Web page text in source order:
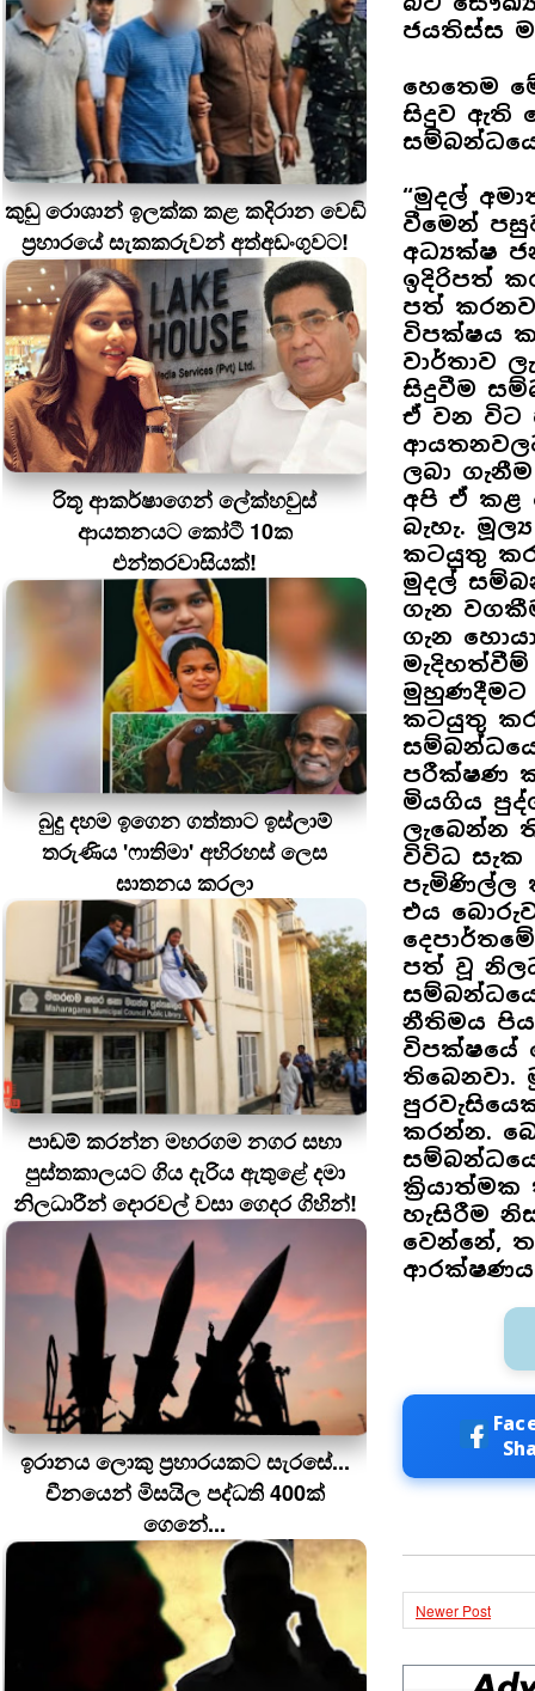
කුඩු රොශාන් ඉලක්ක කළ කදිරාන වෙඩි
ප්‍රහාරයේ සැකකරුවන් අත්අඩංගුවට!
රිතූ ආකර්ෂාගෙන් ලේක්හවුස්
ආයතනයට කෝටී 10ක
එන්තරවාසියක්!
බුදු දහම ඉගෙන ගත්තාට ඉස්ලාම්
තරුණිය 'ෆාතිමා' අභිරහස් ලෙස
ඝාතනය කරලා
පාඩම් කරන්න මහරගම නගර සභා
පුස්තකාලයට ගිය දැරිය ඇතුළේ දමා
නිලධාරීන් දොරවල් වසා ගෙදර ගිහින්!
ඉරානය ලොකු ප‍්‍රහාරයකට සැරසේ...
චීනයෙන් මිසයිල පද්ධති 400ක්
ගෙනේ...
ජයතිස්ස
හෙතෙම
සිදුව ඇති
“මුදල්
වීමෙන්
අධ්‍යක්ෂ
ඉදිරිපත්
පත්
විපක්ෂය
වාර්තාව
සිදුවීම
ඒ වන විට
ලබා
අපි ඒ කළ
බැහැ.
කටයුතු
මුදල්
ගැන
ගැන
මුහුණදීමට
කටයුතු
පරීක්ෂණ
මියගිය
ලැබෙන්න
විවිධ සැක
පැමිණිල්ල
එය
පත් වූ
නීතිමය
විපක්ෂයේ
තිබෙනවා.
කරන්න.
හැසිරීම
වෙන්නේ,
ආරක්ෂණය
Newer Post